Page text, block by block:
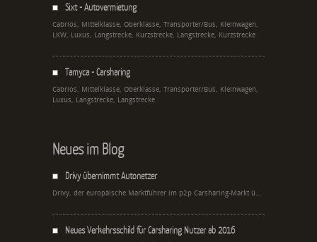
Sixt - Autovermietung
Cabrios, Mittelklasse, Oberklasse, Transporter/Bus, Kleinwagen,
LKW, Luxus, Langstrecke, Kurzstrecke, Langstrecke, Kurzstrecke
Tamyca - Carsharing
Cabrios, Mittelklasse, Oberklasse, Transporter/Bus, Kleinwagen,
Luxus, Langstrecke, Langstrecke
Neues im Blog
Drivy übernimmt Autonetzer
Drivy, der europäische Marktführer im p2p Carsharing-Markt ü...
Neues Verkehrsschild für Carsharing Nutzer ab 2016